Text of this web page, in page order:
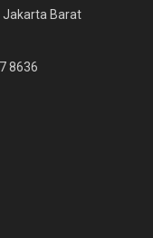
Jakarta Barat
8636